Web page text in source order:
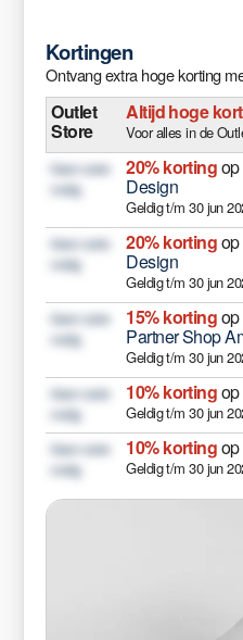
Kortingen
Ontvang extra hoge korting
Outlet
Store
Altijd hoge
Voor alles in de
Geen code
nodig
20% korting
Design
Geldig t/m 30 jun
Geen code
nodig
20% korting
Design
Geldig t/m 30 jun
Geen code
nodig
15% korting
Partner Shop
Geldig t/m 30 jun
Geen code
nodig
10% korting
Geldig t/m 30 jun
Geen code
nodig
10% korting
Geldig t/m 30 jun